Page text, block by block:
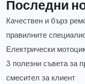
Последни
Качествен и бърз
правилните
Електрически
3 полезни съвета за
смесител за клиент